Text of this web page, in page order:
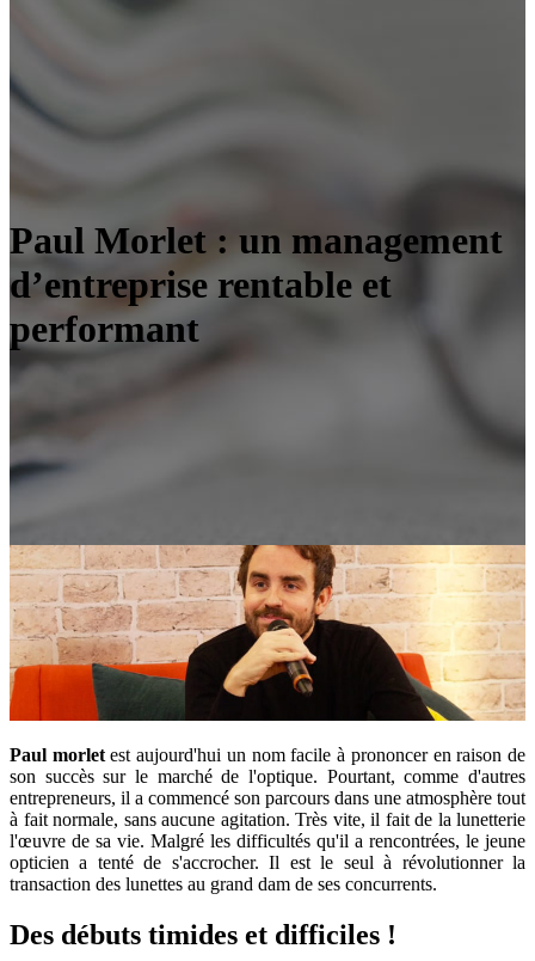
Paul Morlet : un management
d’entreprise rentable et
performant
Paul morletest aujourd'hui un nom facile à prononcer en raison de
son succès sur le marché de l'optique. Pourtant, comme d'autres
entrepreneurs, il a commencé son parcours dans une atmosphère tout
à fait normale, sans aucune agitation. Très vite, il fait de la lunetterie
l'œuvre de sa vie. Malgré les difficultés qu'il a rencontrées, le jeune
opticien a tenté de s'accrocher. Il est le seul à révolutionner la
transaction des lunettes au grand dam de ses concurrents.
Des débuts timides et difficiles !